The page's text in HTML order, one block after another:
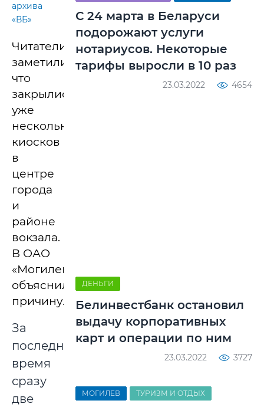
архива
«ВБ»
Читатели
заметили,
что
закрылись
уже
несколько
киосков
в
центре
города
и
районе
вокзала.
В ОАО
«Могилевсоюзпечать»
объяснили
причину.
За
последнее
время
сразу
две
С 24 марта в Беларуси
подорожают услуги
нотариусов. Некоторые
тарифы выросли в 10 раз
23.03.2022 4654
ДЕНЬГИ
Белинвестбанк остановил
выдачу корпоративных
карт и операции по ним
23.03.2022 3727
МОГИЛЕВ ТУРИЗМ И ОТДЫХ